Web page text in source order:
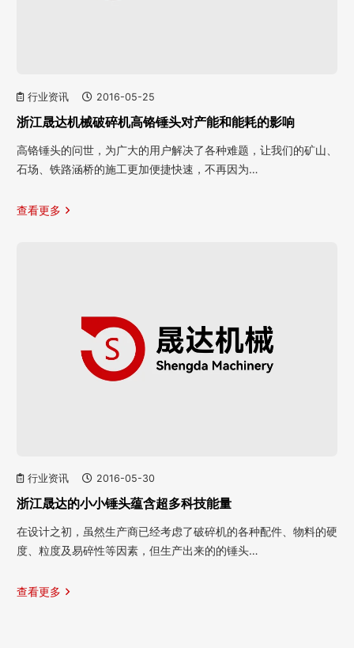
行业资讯 2016-05-25
浙江晟达机械破碎机高铬锤头对产能和能耗的影响
高铬锤头的问世，为广大的用户解决了各种难题，让我们的矿山、
石场、铁路涵桥的施工更加便捷快速，不再因为…
查看更多
行业资讯 2016-05-30
浙江晟达的小小锤头蕴含超多科技能量
在设计之初，虽然生产商已经考虑了破碎机的各种配件、物料的硬
度、粒度及易碎性等因素，但生产出来的的锤头…
查看更多